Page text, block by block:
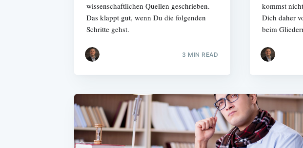
wissenschaftlichen Quellen geschrieben.
Das klappt gut, wenn Du die folgenden
Schritte gehst.
3 MIN READ
kommst
Dich daher
beim